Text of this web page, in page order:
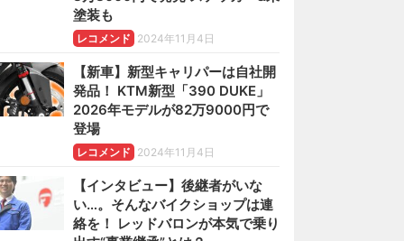
塗装も
レコメンド 2024年11月4日
【新車】新型キャリパーは自社開
発品！ KTM新型「390 DUKE」
2026年モデルが82万9000円で
登場
レコメンド 2024年11月4日
【インタビュー】後継者がいな
い…。そんなバイクショップは連
絡を！ レッドバロンが本気で乗り